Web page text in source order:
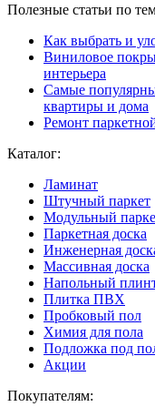
Полезные статьи по
Как выбрать и
Виниловое
интерьера
Самые
квартиры и дома
Ремонт
Каталог:
Ламинат
Штучный паркет
Модульный
Паркетная доска
Инженерная
Массивная доска
Напольный
Плитка ПВХ
Пробковый пол
Химия для пола
Подложка под
Акции
Покупателям: